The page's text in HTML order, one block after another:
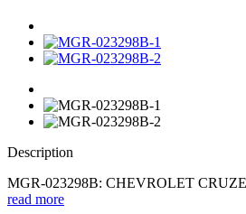
Description
MGR-023298B: CHEVROLET
read more